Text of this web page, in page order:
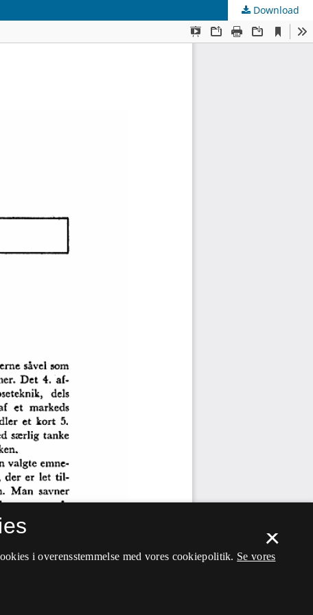
Download
×
i overensstemmelse med vores cookiepolitik. Se vores